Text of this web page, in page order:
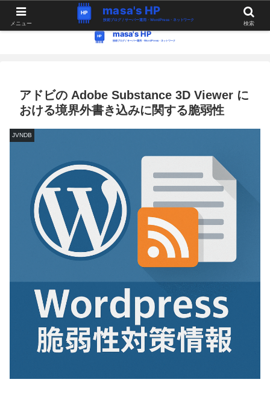
WordPress・Linux関連の情報。つぶやき。
アドビの Adobe Substance 3D Viewer に
おける境界外書き込みに関する脆弱性
JVNDB
メニュー 検索